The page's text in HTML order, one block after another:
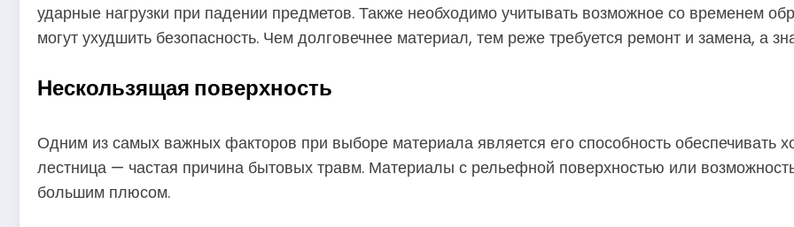
ударные нагрузки при падении предметов. Также необходимо учитывать возможное со временем
могут ухудшить безопасность. Чем долговечнее материал, тем реже требуется ремонт и замена, а
Нескользящая поверхность
Одним из самых важных факторов при выборе материала является его способность обеспечивать
лестница — частая причина бытовых травм. Материалы с рельефной поверхностью или
большим плюсом.